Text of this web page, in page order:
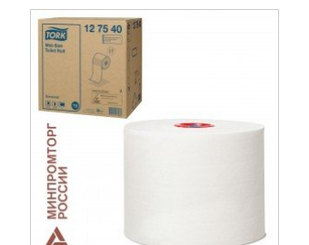
ХОББИ И ТВОРЧЕСТВО
ЭЛЕКТРОНИКА